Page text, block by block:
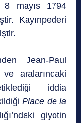
mayıs 1794
Kayınpederi
Jean-Paul
ve aralarındaki
iddia
Place de la
giyotin